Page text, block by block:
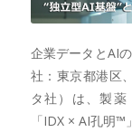
企業データとAI
社：東京都港区
タ社）は、製
「IDX × AI孔明™